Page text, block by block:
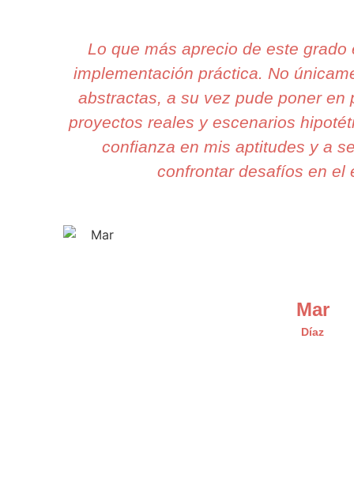
Lo que más aprecio de este
implementación práctica. No
abstractas, a su vez pude poner en
proyectos reales y escenarios
confianza en mis aptitudes y a
confrontar desafíos en el
Mar
Díaz